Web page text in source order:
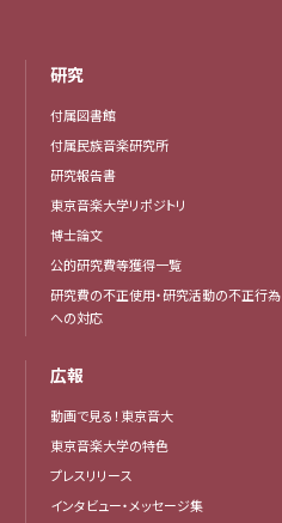
研究
付属図書館
付属民族音楽研究所
研究報告書
東京音楽大学リポジトリ
博士論文
公的研究費等獲得一覧
研究費の不正使用・研究活動の不正行為
への対応
広報
動画で見る！東京音大
東京音楽大学の特色
プレスリリース
インタビュー・メッセージ集